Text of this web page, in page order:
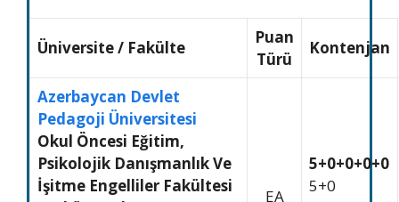
Üniversite/ Fakülte
Puan
Türü
Kontenjan
Azerbaycan Devlet
Pedagoji Üniversitesi
Okul Öncesi Eğitim,
Psikolojik Danışmanlık Ve
İşitme Engelliler Fakültesi
EA
5+0+0+0+0
5+0